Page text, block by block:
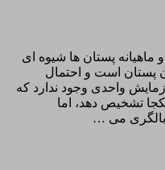
پستان ها شیوه ای
پستان است و احتمال
واحدی وجود ندارد که
تشخیص دهد، اما
می …